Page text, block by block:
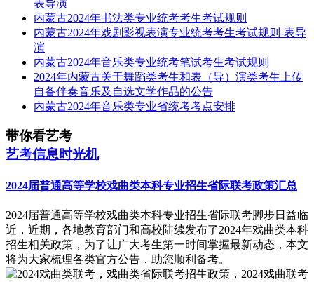
表导演
内蒙古2024年书法类专业统考考生考试规则
内蒙古2024年戏剧影视表演专业统考考生考试规则-表导
演
内蒙古2024年音乐类专业统考笔试考生考试规则
2024年内蒙古关于舞蹈类考生和表（导）演类考生上传
自备伴奏音乐及自选文学作品的公告
内蒙古2024年音乐类专业省统考考点安排
带你看艺考
艺考信息时光机
2024届普通高等学校戏曲类本科专业招生省际联考政策汇总
2024届普通高等学校戏曲类本科专业招生省际联考脚步日益临
近，近期，各地教育部门和高校陆续发布了2024年戏曲类本科
招生相关政策，为了让广大考生第一时间掌握最新动态，本文
将为大家梳理各类官方公告，助您顺利备考。